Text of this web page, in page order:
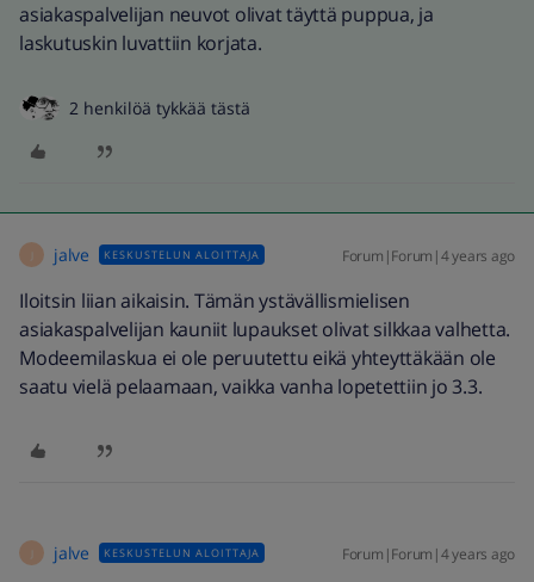
asiakaspalvelijan neuvot olivat täyttä puppua, ja
laskutuskin luvattiin korjata.
2 henkilöä tykkää tästä
jalve KESKUSTELUN ALOITTAJA Forum|Forum|4 years ago
Iloitsin liian aikaisin. Tämän ystävällismielisen
asiakaspalvelijan kauniit lupaukset olivat silkkaa valhetta.
Modeemilaskua ei ole peruutettu eikä yhteyttäkään ole
saatu vielä pelaamaan, vaikka vanha lopetettiin jo 3.3.
jalve KESKUSTELUN ALOITTAJA Forum|Forum|4 years ago